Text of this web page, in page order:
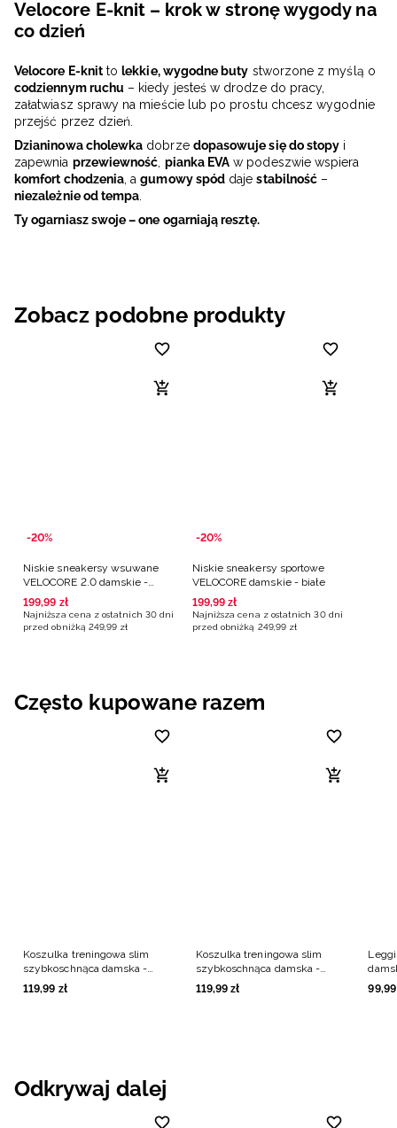
Velocore E-knit – krok w stronę wygody na
co dzień
Velocore E-knittolekkie, wygodne buty stworzone z myślą o
codziennym ruchu – kiedy jesteś w drodze do pracy,
załatwiasz sprawy na mieście lub po prostu chcesz wygodnie
przejść przez dzień.
Dzianinowa cholewka dobrze dopasowuje się do stopy i
zapewnia przewiewność, pianka EVA w podeszwie wspiera
komfort chodzenia, agumowy spód dajestabilność –
niezależnie od tempa.
Ty ogarniasz swoje – one ogarniają resztę.
Zobacz podobne produkty
-20%
Niskie sneakersy wsuwane
VELOCORE 2.0 damskie -
białe
199,99 zł
Najniższa cena z ostatnich 30 dni
przed obniżką 249,99 zł
-20%
Niskie sneakersy sportowe
VELOCORE damskie - białe
199,99 zł
Najniższa cena z ostatnich 30 dni
przed obniżką 249,99 zł
Często kupowane razem
Koszulka treningowa slim
szybkoschnąca damska -
zielona
119,99 zł
Koszulka treningowa slim
szybkoschnąca damska -
czarna
119,99 zł
99,99
Odkrywaj dalej